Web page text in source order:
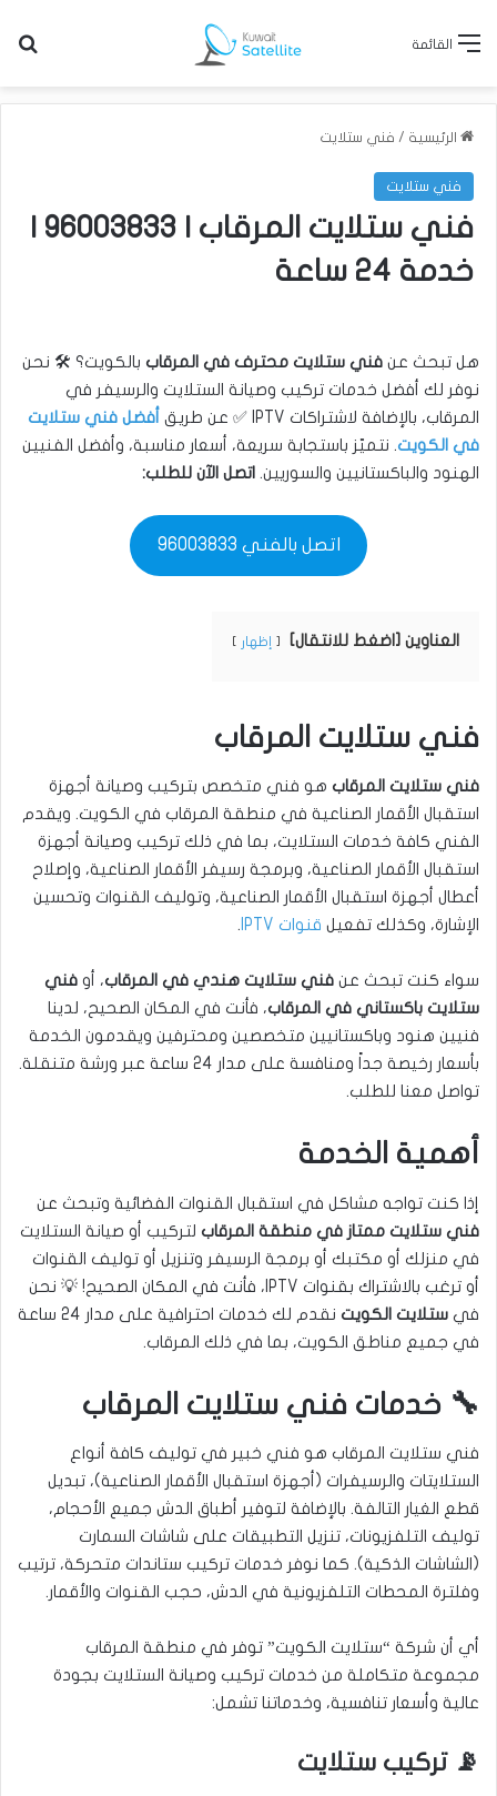
القائمة
الرئيسية / فني ستلايت
فني ستلايت
فني ستلايت المرقاب | 96003833 |
خدمة 24 ساعة
هل تبحث عن فني ستلايت محترف في المرقاب بالكويت؟ 🛠️ نحن
نوفر لك أفضل خدمات تركيب وصيانة الستلايت والرسيفر في
المرقاب، بالإضافة لاشتراكات IPTV ✅ عن طريق
أفضل فني ستلايت
في الكويت. نتميّز باستجابة سريعة، أسعار مناسبة، وأفضل الفنيين
الهنود والباكستانيين والسوريين. اتصل الآن للطلب:
اتصل بالفني 96003833
العناوين [اضغط للانتقال] إظهار
فني ستلايت المرقاب
فني ستلايت المرقاب هو فني متخصص بتركيب وصيانة أجهزة
استقبال الأقمار الصناعية في منطقة المرقاب في الكويت. ويقدم
الفني كافة خدمات الستلايت، بما في ذلك تركيب وصيانة أجهزة
استقبال الأقمار الصناعية، وبرمجة رسيفر الأقمار الصناعية، وإصلاح
أعطال أجهزة استقبال الأقمار الصناعية، وتوليف القنوات وتحسين
الإشارة، وكذلك تفعيل قنوات IPTV .
سواء كنت تبحث عن فني ستلايت هندي في المرقاب، أو فني
ستلايت باكستاني في المرقاب، فأنت في المكان الصحيح، لدينا
فنيين هنود وباكستانيين متخصصين ومحترفين ويقدمون الخدمة
بأسعار رخيصة جداً ومنافسة على مدار 24 ساعة عبر ورشة متنقلة.
تواصل معنا للطلب.
أهمية الخدمة
إذا كنت تواجه مشاكل في استقبال القنوات الفضائية وتبحث عن
فني ستلايت ممتاز في منطقة المرقاب لتركيب أو صيانة الستلايت
في منزلك أو مكتبك أو برمجة الرسيفر وتنزيل أو توليف القنوات
أو ترغب بالاشتراك بقنوات IPTV، فأنت في المكان الصحيح! 💡 نحن
في ستلايت الكويت
نقدم لك خدمات احترافية على مدار 24 ساعة
في جميع مناطق الكويت، بما في ذلك المرقاب.
🔧 خدمات فني ستلايت المرقاب
فني ستلايت المرقاب هو فني خبير في توليف كافة أنواع
الستلايتات والرسيفرات (أجهزة استقبال الأقمار الصناعية)، تبديل
قطع الغيار التالفة. بالإضافة لتوفير أطباق الدش جميع الأحجام،
توليف التلفزيونات، تنزيل التطبيقات على شاشات السمارت
(الشاشات الذكية). كما نوفر خدمات تركيب ستاندات متحركة، ترتيب
وفلترة المحطات التلفزيونية في الدش، حجب القنوات والأقمار.
أي أن شركة “ستلايت الكويت” توفر في منطقة المرقاب
مجموعة متكاملة من خدمات تركيب وصيانة الستلايت بجودة
عالية وأسعار تنافسية، وخدماتنا تشمل:
📡 تركيب ستلايت